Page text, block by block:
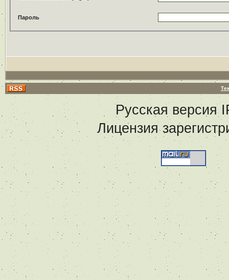
Пароль
Русская версия
Лицензия